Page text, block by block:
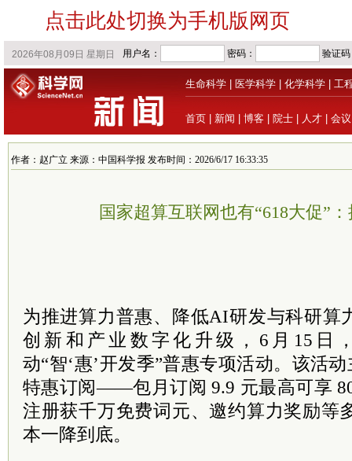
点击此处切换为手机版网页
生命科学 医学科学 化学科学 工
首页 新闻 博客 院士 人才 会议
作者：赵广立 来源：中国科学报 发布时间：2026/6/17 16:33:35
国家超算互联网也有“618大促”
为推进算力普惠、降低AI研发与科研算
创新和产业数字化升级，6月15日
动“智‘惠’开发季”普惠专项活动。该活
特惠订阅——包月订阅 9.9 元最高可享
注册获千万免费词元、邀约算力奖励等
本一降到底。